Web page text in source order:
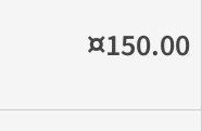
¤150.00